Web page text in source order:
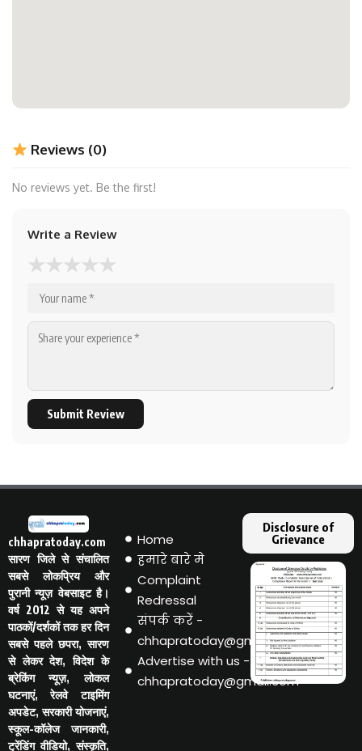
Reviews (0)
No reviews yet. Be the first!
Write a Review
★★★★★
Submit Review
chhapratoday.com
सारण जिले से संचालित
सबसे लोकप्रिय और
पुरानी न्यूज़ वेबसाइट है।
वर्ष 2012 से यह अपने
पाठकों/दर्शकों तक हर दिन
सबसे पहले छपरा, सारण
से लेकर देश, विदेश के
ब्रेकिंग न्यूज़, लोकल
घटनाएं, रेलवे टाइमिंग
अपडेट, सरकारी योजनाएं,
स्कूल-कॉलेज जानकारी,
ट्रेंडिंग वीडियो, संस्कृति,
Home
हमारे बारे मे
Complaint
Redressal
संपर्क करें -
chhapratoday@gmail.com
Advertise with us -
chhapratoday@gmail.com
Disclosure of
Grievance